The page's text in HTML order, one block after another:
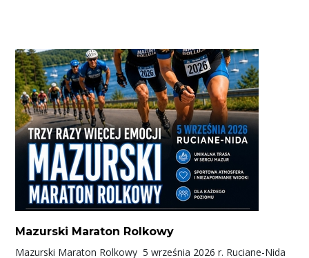
Mazurski Maraton Rolkowy
Mazurski Maraton Rolkowy 5 września 2026 r. Ruciane-Nida